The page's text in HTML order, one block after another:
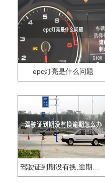
epc灯亮是什么问题
驾驶证到期没有换,逾期怎么办??